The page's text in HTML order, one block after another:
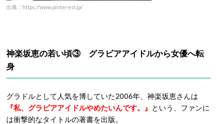
出典：https://www.pinterest.jp/
神楽坂恵の若い頃③ グラビアアイドルから女優へ転
身
グラドルとして人気を博していた2006年、神楽坂恵さんは
『私、グラビアアイドルやめたいんです。』
という、ファンに
は衝撃的なタイトルの著書を出版。